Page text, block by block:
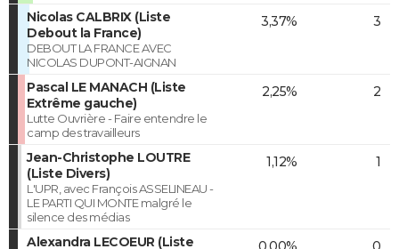
Nicolas CALBRIX (Liste
Debout la France)
DEBOUT LA FRANCE AVEC
NICOLAS DUPONT-AIGNAN
3,37% 3
Pascal LE MANACH (Liste
Extrême gauche)
Lutte Ouvrière - Faire entendre le
camp des travailleurs
2,25% 2
Jean-Christophe LOUTRE
(Liste Divers)
L'UPR, avec François ASSELINEAU -
LE PARTI QUI MONTE malgré le
silence des médias
1,12% 1
Alexandra LECOEUR (Liste